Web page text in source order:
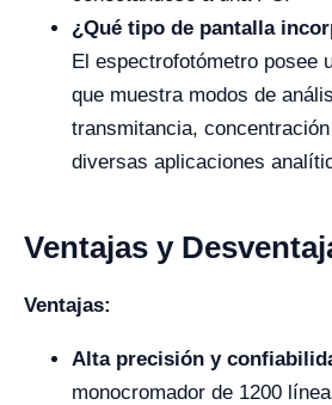
¿Qué tipo de pantalla
El espectrofotómetro posee
que muestra modos de
transmitancia,
diversas aplicaciones
Ventajas y
Ventajas:
Alta precisión y
monocromador de 1200